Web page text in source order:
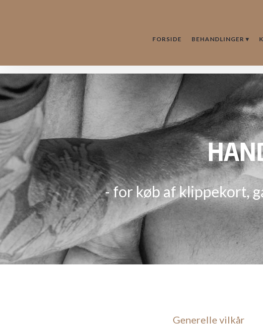
FORSIDE BEHANDLINGER ▾
- for køb af klippekort,
Generelle vilkår